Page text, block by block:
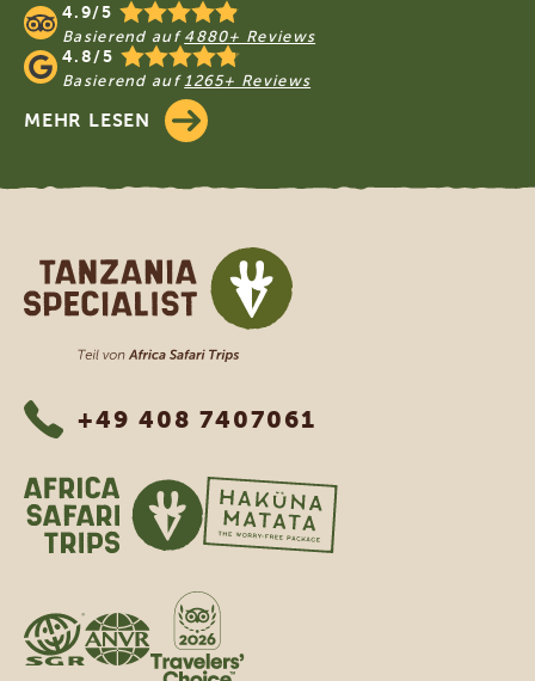
4.9/5
Basierend auf 4880+ Reviews
4.8/5
Basierend auf 1265+ Reviews
MEHR LESEN
Tanzania Specialist
+49 408 7407061